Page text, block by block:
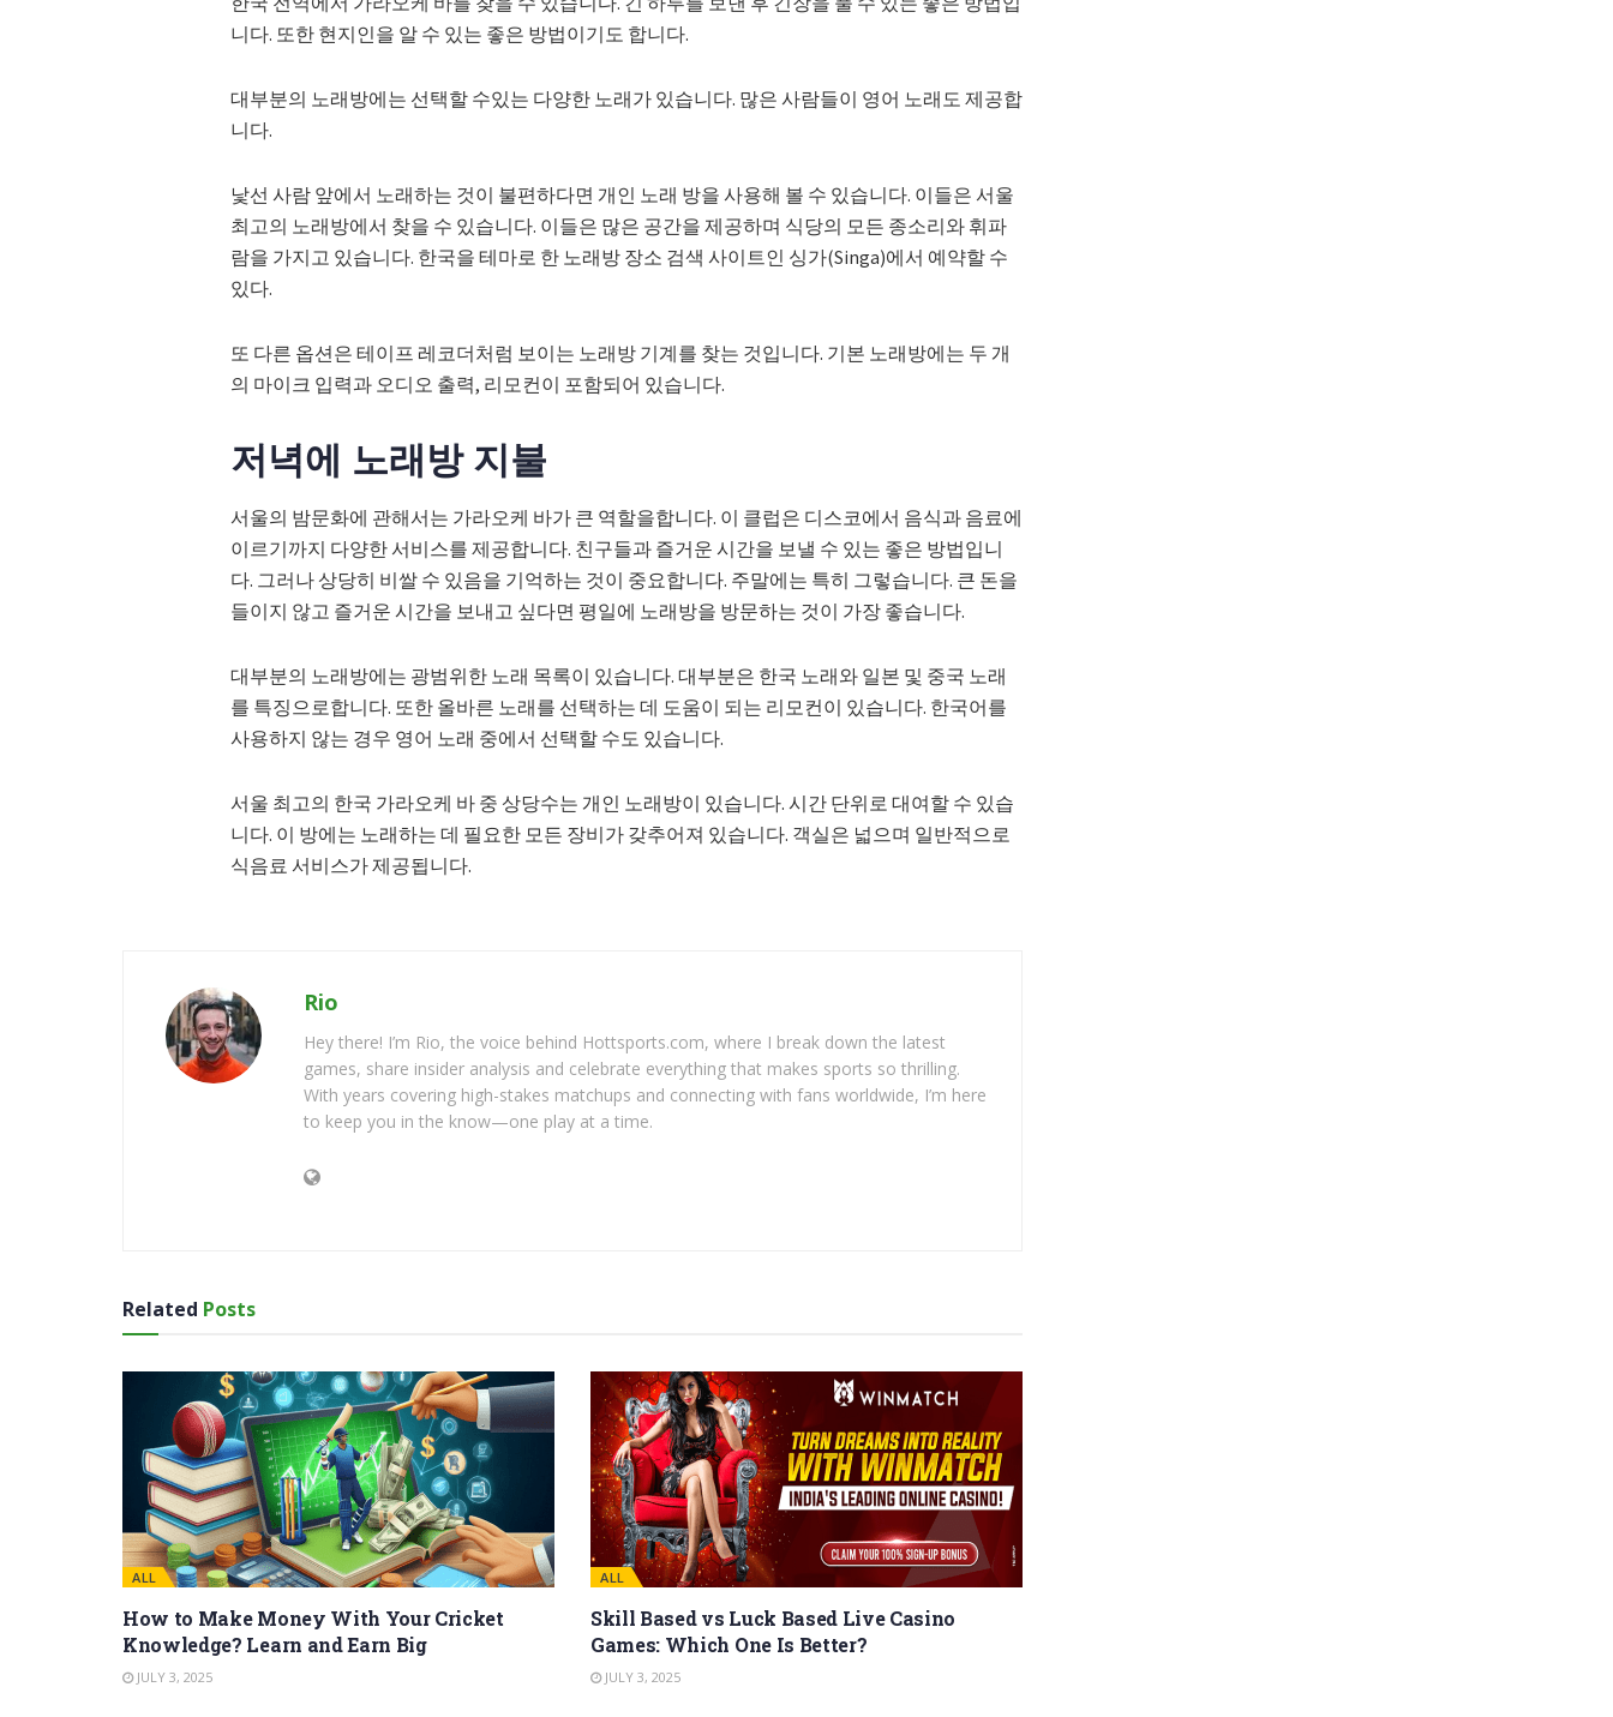
니다. 또한 현지인을 알 수 있는 좋은 방법이기도 합니다.
대부분의 노래방에는 선택할 수있는 다양한 노래가 있습니다. 많은 사람들이 영어 노래도 제공합
니다.
낯선 사람 앞에서 노래하는 것이 불편하다면 개인 노래 방을 사용해 볼 수 있습니다. 이들은 서울
최고의 노래방에서 찾을 수 있습니다. 이들은 많은 공간을 제공하며 식당의 모든 종소리와 휘파
람을 가지고 있습니다. 한국을 테마로 한 노래방 장소 검색 사이트인 싱가(Singa)에서 예약할 수
있다.
또 다른 옵션은 테이프 레코더처럼 보이는 노래방 기계를 찾는 것입니다. 기본 노래방에는 두 개
의 마이크 입력과 오디오 출력, 리모컨이 포함되어 있습니다.
저녁에 노래방 지불
서울의 밤문화에 관해서는 가라오케 바가 큰 역할을합니다. 이 클럽은 디스코에서 음식과 음료에
이르기까지 다양한 서비스를 제공합니다. 친구들과 즐거운 시간을 보낼 수 있는 좋은 방법입니
다. 그러나 상당히 비쌀 수 있음을 기억하는 것이 중요합니다. 주말에는 특히 그렇습니다. 큰 돈을
들이지 않고 즐거운 시간을 보내고 싶다면 평일에 노래방을 방문하는 것이 가장 좋습니다.
대부분의 노래방에는 광범위한 노래 목록이 있습니다. 대부분은 한국 노래와 일본 및 중국 노래
를 특징으로합니다. 또한 올바른 노래를 선택하는 데 도움이 되는 리모컨이 있습니다. 한국어를
사용하지 않는 경우 영어 노래 중에서 선택할 수도 있습니다.
서울 최고의 한국 가라오케 바 중 상당수는 개인 노래방이 있습니다. 시간 단위로 대여할 수 있습
니다. 이 방에는 노래하는 데 필요한 모든 장비가 갖추어져 있습니다. 객실은 넓으며 일반적으로
식음료 서비스가 제공됩니다.
Rio
Hey there! I’m Rio, the voice behind Hottsports.com, where I break down the latest
games, share insider analysis and celebrate everything that makes sports so thrilling.
With years covering high-stakes matchups and connecting with fans worldwide, I’m here
to keep you in the know—one play at a time.
Related Posts
ALL
How to Make Money With Your Cricket
Knowledge? Learn and Earn Big
JULY 3, 2025
ALL
Skill Based vs Luck Based Live Casino
Games: Which One Is Better?
JULY 3, 2025